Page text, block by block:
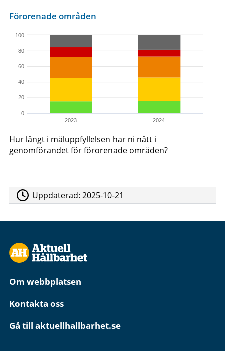
2023 2024
0
20
40
60
80
100
Förorenade områden
Hur långt i måluppfyllelsen har ni nått i
genomförandet för förorenade områden?
Uppdaterad:2025-10-21
Om webbplatsen
Kontakta oss
Gå till aktuellhallbarhet.se